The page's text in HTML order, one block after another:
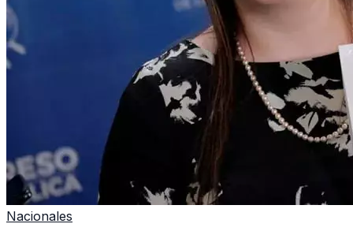
Nacionales